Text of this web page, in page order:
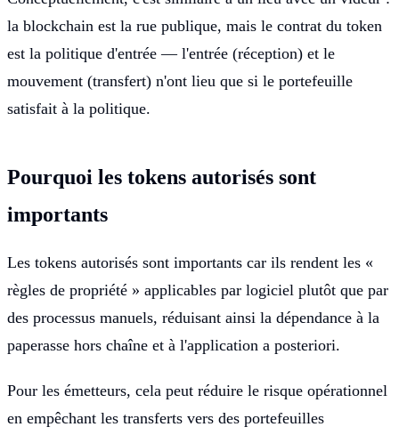
la blockchain est la rue publique, mais le contrat du token
est la politique d'entrée — l'entrée (réception) et le
mouvement (transfert) n'ont lieu que si le portefeuille
satisfait à la politique.
Pourquoi les tokens autorisés sont
importants
Les tokens autorisés sont importants car ils rendent les «
règles de propriété » applicables par logiciel plutôt que par
des processus manuels, réduisant ainsi la dépendance à la
paperasse hors chaîne et à l'application a posteriori.
Pour les émetteurs, cela peut réduire le risque opérationnel
en empêchant les transferts vers des portefeuilles